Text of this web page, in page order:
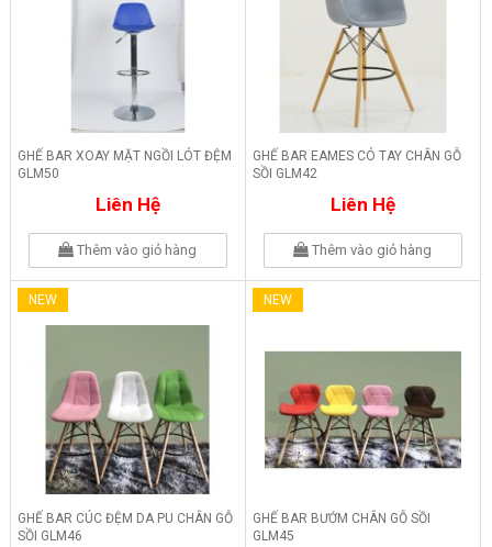
GHẾ BAR XOAY MẶT NGỒI LÓT ĐỆM
GLM50
Liên Hệ
Thêm vào giỏ hàng
GHẾ BAR EAMES CÓ TAY CHÂN GỖ
SỒI GLM42
Liên Hệ
Thêm vào giỏ hàng
NEW
GHẾ BAR CÚC ĐỆM DA PU CHÂN GỖ
SỒI GLM46
NEW
GHẾ BAR BƯỚM CHÂN GỖ SỒI
GLM45